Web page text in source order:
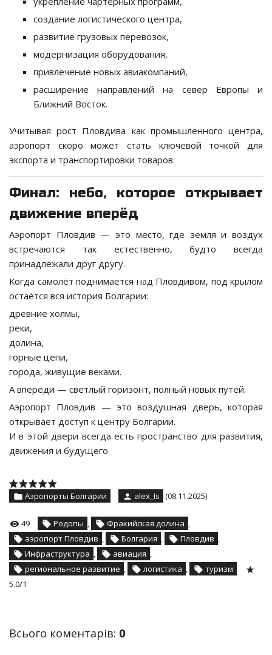
создание логистического центра,
развитие грузовых перевозок,
модернизация оборудования,
привлечение новых авиакомпаний,
расширение направлений на север Европы и
Ближний Восток.
Учитывая рост Пловдива как промышленного центра,
аэропорт скоро может стать ключевой точкой для
экспорта и транспортировки товаров.
Финал: небо, которое открывает
движение вперёд
Аэропорт Пловдив — это место, где земля и воздух
встречаются так естественно, будто всегда
принадлежали друг другу.
Когда самолёт поднимается над Пловдивом, под крылом
остаётся вся история Болгарии:
древние холмы,
реки,
долина,
горные цепи,
города, живущие веками.
А впереди — светлый горизонт, полный новых путей.
Аэропорт Пловдив — это воздушная дверь, которая
открывает доступ к центру Болгарии.
И в этой двери всегда есть пространство для развития,
движения и будущего.
Аэропорты Болгарии alex_Is (08.11.2025)
49 Родопы , Фракийская долина ,
аэропорт Пловдив , Болгария , Пловдив ,
Инфраструктура , авиация ,
региональное развитие , логистика ,
туризм
5.0/1
Всього коментарів: 0